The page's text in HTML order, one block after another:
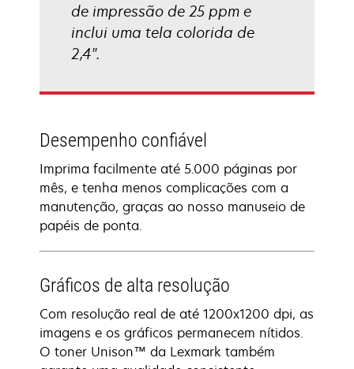
de impressão de 25 ppm e
inclui uma tela colorida de
2,4".
Desempenho confiável
Imprima facilmente até 5.000 páginas por
mês, e tenha menos complicações com a
manutenção, graças ao nosso manuseio de
papéis de ponta.
Gráficos de alta resolução
Com resolução real de até 1200x1200 dpi, as
imagens e os gráficos permanecem nítidos.
O toner Unison™ da Lexmark também